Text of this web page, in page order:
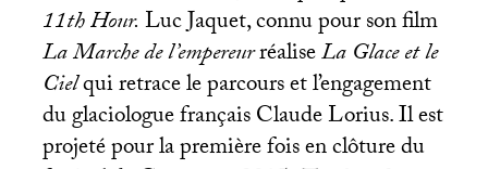
11th Hour.Luc Jaquet, connu pour son film
La Marche de l’empereurréaliseLa Glace et le
Cielqui retrace le parcours et l’engagement
du glaciologue français Claude Lorius. Il est
projeté pour la première fois en clôture du